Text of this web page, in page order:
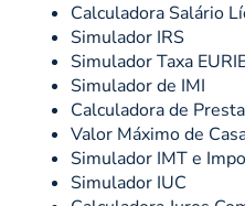
Calculadora Salário
Simulador IRS
Simulador Taxa
Simulador de IMI
Calculadora de
Valor Máximo de
Simulador IMT e
Simulador IUC